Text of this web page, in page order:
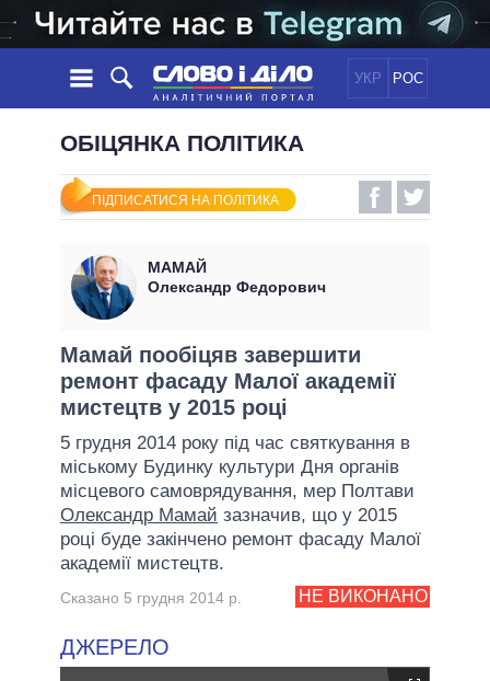
УКР РОС
НОВИНИ
СТРІЧКА
ПОДІЇ
СТАТТІ
ДУМКИ
ОГЛЯДИ
ДАЙДЖЕСТИ
ПОЛІТИКА
ЕКОНОМІКА
СВІТ
ОБIЦЯНКИ
УСІ ПОЛІТИКИ
ПРЕЗИДЕНТ І ОФІС
ВЕРХОВНА РАДА
КАБІНЕТ МІНІСТРІВ
ГОЛОВИ ОБЛАДМІНІСТРАЦІЙ
МЕРИ МІСТ
ВСІ ПЕРСОНИ
ІНФОГРАФІКА
ПІДТРИМАТИ
ОБІЦЯНКА ПОЛІТИКА
ПІДПИСАТИСЯ НА ПОЛІТИКА
МАМАЙ
Олександр Федорович
Мамай пообіцяв завершити
ремонт фасаду Малої академії
мистецтв у 2015 році
5 грудня 2014 року під час святкування в
міському Будинку культури Дня органів
місцевого самоврядування, мер Полтави
Олександр Мамай зазначив, що у 2015
році буде закінчено ремонт фасаду Малої
академії мистецтв.
НЕ ВИКОНАНО
Сказано 5 грудня 2014 р.
ДЖЕРЕЛО